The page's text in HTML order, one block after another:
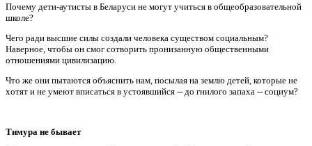
Почему дети-аутисты в Беларуси не могут учиться в общеобразовательной
школе?
Чего ради высшие силы создали человека существом социальным?
Наверное, чтобы он смог сотворить пронизанную общественными
отношениями цивилизацию.
Что же они пытаются объяснить нам, посылая на землю детей, которые не
хотят и не умеют вписаться в устоявшийся -- до гнилого запаха -- социум?
Тимура не бывает